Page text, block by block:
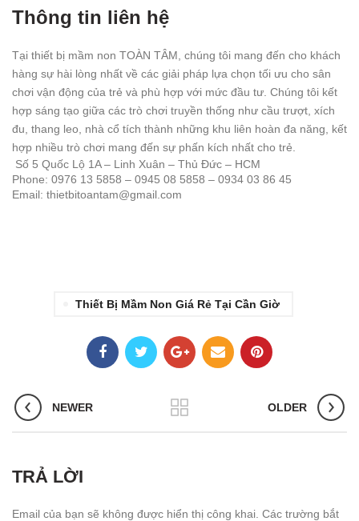
Thông tin liên hệ
Tại thiết bị mầm non TOÀN TÂM, chúng tôi mang đến cho khách
hàng sự hài lòng nhất về các giải pháp lựa chọn tối ưu cho sân
chơi vận động của trẻ và phù hợp với mức đầu tư. Chúng tôi kết
hợp sáng tạo giữa các trò chơi truyền thống như cầu trượt, xích
đu, thang leo, nhà cổ tích thành những khu liên hoàn đa năng, kết
hợp nhiều trò chơi mang đến sự phấn kích nhất cho trẻ.
Số 5 Quốc Lộ 1A – Linh Xuân – Thủ Đức – HCM
Phone: 0976 13 5858 – 0945 08 5858 – 0934 03 86 45
Email: thietbitoantam@gmail.com
Thiết Bị Mầm Non Giá Rẻ Tại Cần Giờ
NEWER OLDER
TRẢ LỜI
Email của bạn sẽ không được hiển thị công khai. Các trường bắt